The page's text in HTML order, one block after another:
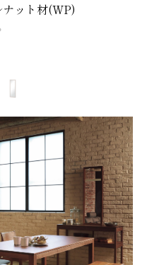
ット材(WP)